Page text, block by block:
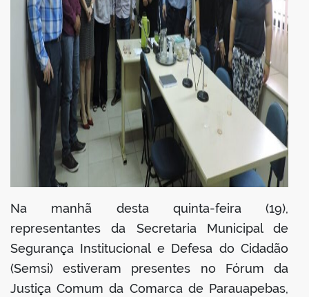
Na manhã desta quinta-feira (19),
representantes da Secretaria Municipal de
Segurança Institucional e Defesa do Cidadão
(Semsi) estiveram presentes no Fórum da
Justiça Comum da Comarca de Parauapebas,